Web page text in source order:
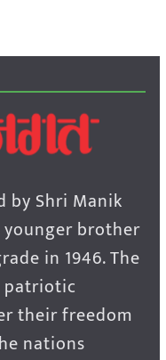
by Shri Manik
younger brother
in 1946. The
patriotic
their freedom
nations